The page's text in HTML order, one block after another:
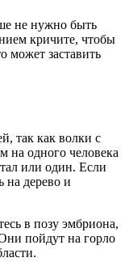
не нужно быть
кричите, чтобы
может заставить
так как волки с
на одного человека
или один. Если
на дерево и
в позу эмбриона,
пойдут на горло